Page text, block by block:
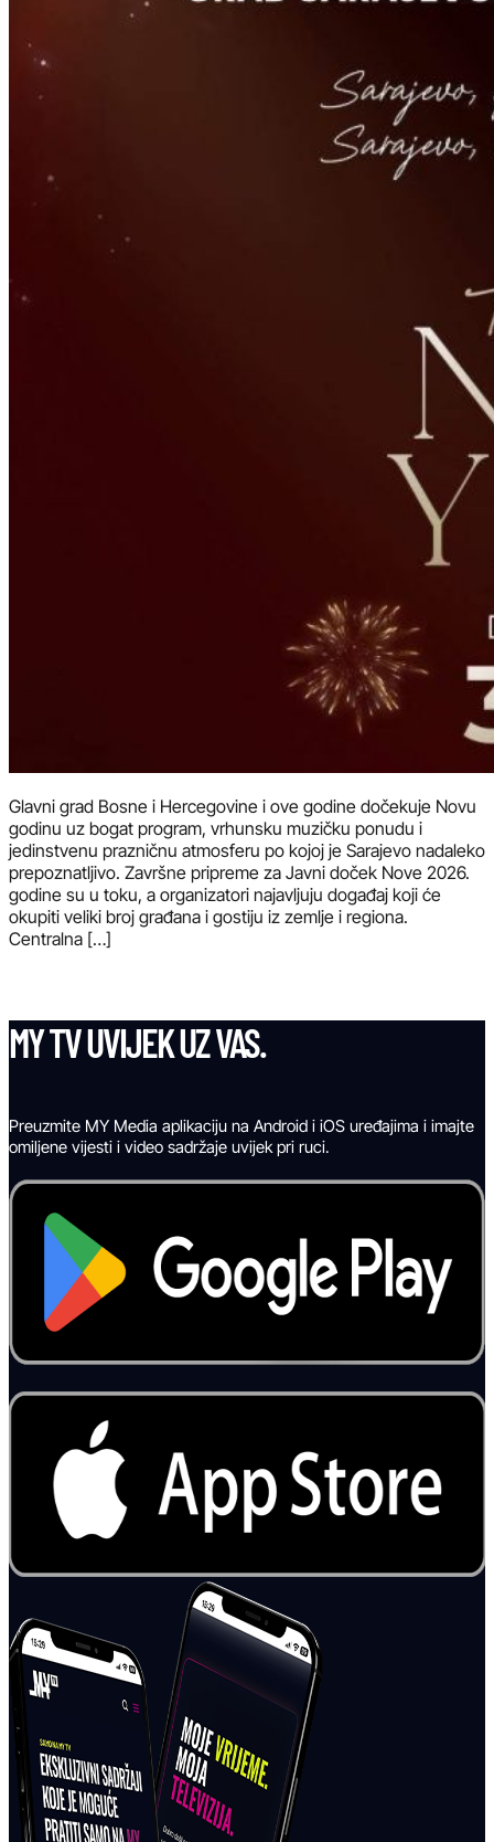
Glavni grad Bosne i Hercegovine i ove godine dočekuje Novu
godinu uz bogat program, vrhunsku muzičku ponudu i
jedinstvenu prazničnu atmosferu po kojoj je Sarajevo nadaleko
prepoznatljivo. Završne pripreme za Javni doček Nove 2026.
godine su u toku, a organizatori najavljuju događaj koji će
okupiti veliki broj građana i gostiju iz zemlje i regiona.
Centralna […]
MY TV UVIJEK UZ VAS.
Preuzmite MY Media aplikaciju na Android i iOS uređajima i imajte
omiljene vijesti i video sadržaje uvijek pri ruci.